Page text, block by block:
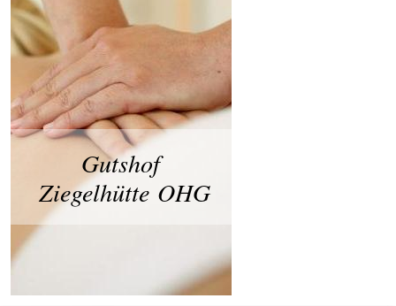
Gutshof
Ziegelhütte OHG